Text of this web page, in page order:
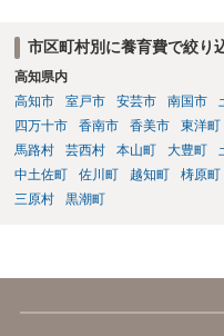
市区町村別に養育費で絞り
高知県内
高知市
室戸市 安芸市 南国市
四万十市
香南市 香美市 東洋町
馬路村
芸西村 本山町 大豊町
中土佐町
佐川町 越知町 梼原町
三原村
黒潮町